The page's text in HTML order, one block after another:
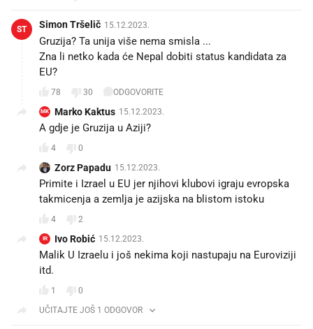
ST Simon Tršelič 15.12.2023.
Gruzija? Ta unija više nema smisla ...
Zna li netko kada će Nepal dobiti status kandidata za
EU?
78 30 ODGOVORITE
MK Marko Kaktus 15.12.2023.
A gdje je Gruzija u Aziji?
4 0
Zorz Papadu 15.12.2023.
Primite i Izrael u EU jer njihovi klubovi igraju evropska
takmicenja a zemlja je azijska na blistom istoku 😁🤨
4 2
IR Ivo Robić 15.12.2023.
Malik U Izraelu i još nekima koji nastupaju na Euroviziji
itd.
1
0
UČITAJTE JOŠ 1 ODGOVOR